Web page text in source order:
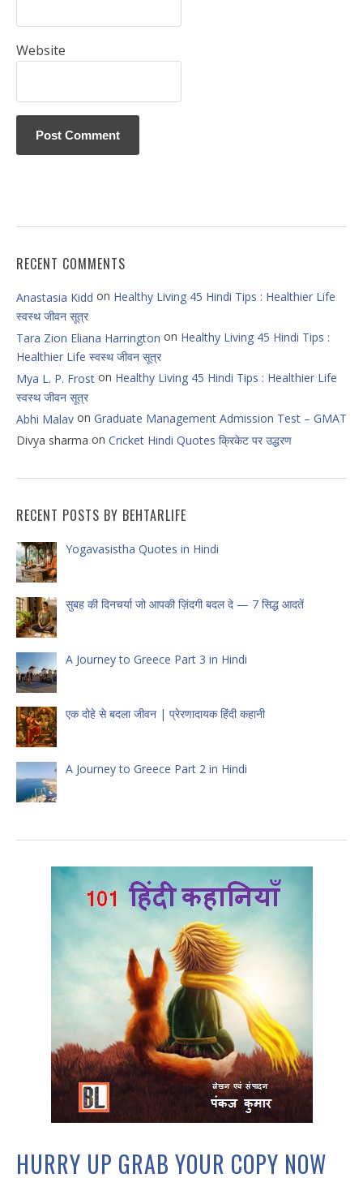
Website
RECENT COMMENTS
Anastasia Kidd on Healthy Living 45 Hindi Tips : Healthier Life
स्वस्थ जीवन सूत्र
Tara Zion Eliana Harrington on Healthy Living 45 Hindi Tips :
Healthier Life स्वस्थ जीवन सूत्र
Mya L. P. Frost on Healthy Living 45 Hindi Tips : Healthier Life
स्वस्थ जीवन सूत्र
Abhi Malav on Graduate Management Admission Test – GMAT
Divya sharma on Cricket Hindi Quotes क्रिकेट पर उद्धरण
RECENT POSTS BY BEHTARLIFE
Yogavasistha Quotes in Hindi
सुबह की दिनचर्या जो आपकी ज़िंदगी बदल दे — 7 सिद्ध आदतें
A Journey to Greece Part 3 in Hindi
एक दोहे से बदला जीवन | प्रेरणादायक हिंदी कहानी
A Journey to Greece Part 2 in Hindi
HURRY UP GRAB YOUR COPY NOW